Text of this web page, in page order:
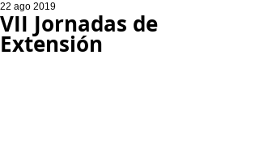
VII Jornadas de
Extensión
22 ago 2019